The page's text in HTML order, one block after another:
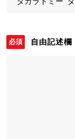
自由記述欄